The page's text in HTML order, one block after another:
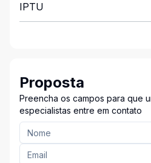
IPTU
Proposta
Preencha os campos para que
especialistas entre em contato